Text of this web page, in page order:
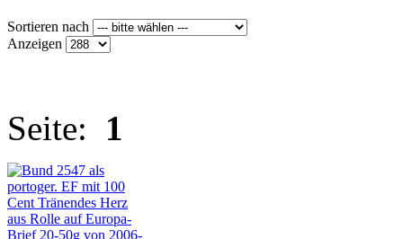
Sortieren nach
Anzeigen
Seite: 1